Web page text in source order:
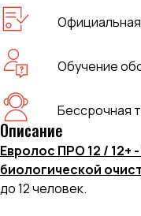
Обучение
Бессрочная
Описание
Евролос ПРО 12 / 12+
биологической
до 12 человек.